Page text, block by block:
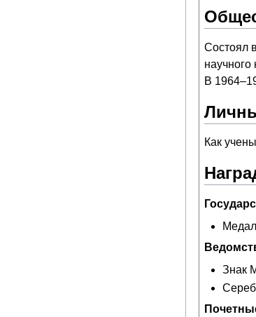
Состоял
В
Как
Знак